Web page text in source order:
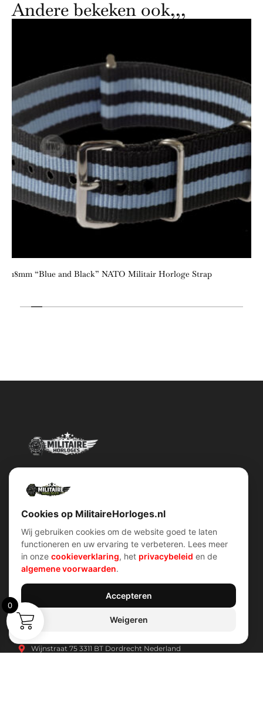
Andere bekeken ook,,,
18mm “Blue and Black” NATO Militair Horloge Strap
Militairehorloges.nl is de exclusieve importeur en distributeur van
Snel menu
Home
Over ons
Account
klantenservice
Privacybeleid
Cookiebeleid
Wijnstraat 75 3311 BT Dordrecht Nederland
Cookies op MilitaireHorloges.nl
Wij gebruiken cookies om de website goed te laten
functioneren en uw ervaring te verbeteren. Lees meer
in onze cookieverklaring, het privacybeleid en de
algemene voorwaarden.
Accepteren
Weigeren
0